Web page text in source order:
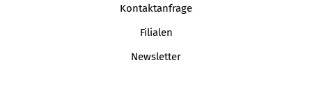
Kontaktanfrage
Filialen
Newsletter